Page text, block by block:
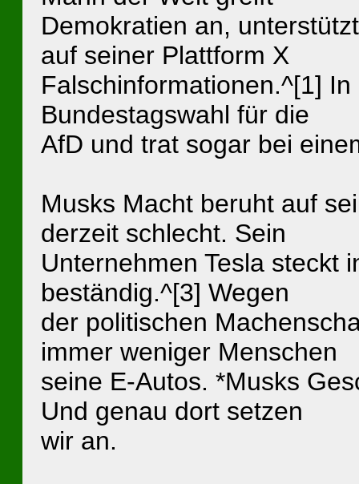
Demokratien an,
auf seiner Plattform X
Falschinformationen.^[1]
Bundestagswahl für die
AfD und trat sogar bei
Musks Macht beruht auf
derzeit schlecht. Sein
Unternehmen Tesla steckt
beständig.^[3] Wegen
der politischen
immer weniger Menschen
seine E-Autos. *Musks
Und genau dort setzen
wir an.